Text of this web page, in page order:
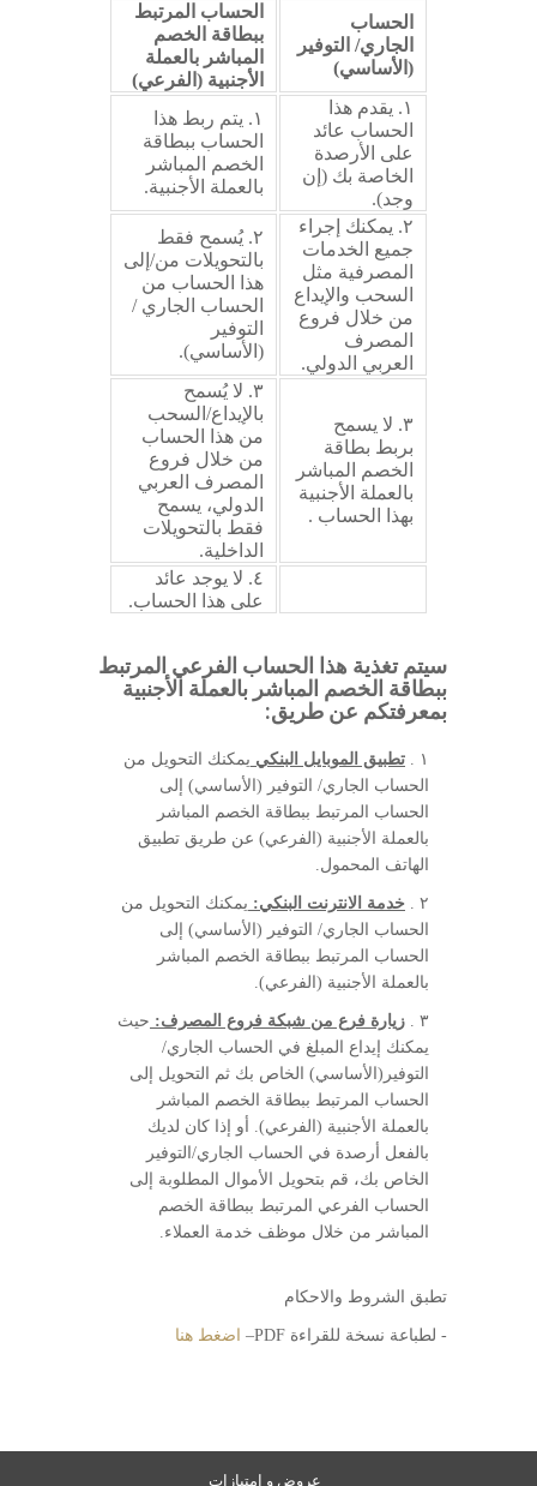
الحساب
الجاري/ التوفير
(الأساسي)
الحساب المرتبط
ببطاقة الخصم
المباشر بالعملة
الأجنبية (الفرعي)
١. يقدم هذا
الحساب عائد
على الأرصدة
الخاصة بك (إن
وجد).
١. يتم ربط هذا
الحساب ببطاقة
الخصم المباشر
بالعملة الأجنبية.
٢. يمكنك إجراء
جميع الخدمات
المصرفية مثل
السحب والإيداع
من خلال فروع
المصرف
العربي الدولي.
٢. يُسمح فقط
بالتحويلات من/إلى
هذا الحساب من
الحساب الجاري /
التوفير
(الأساسي).
٣. لا يسمح
بربط بطاقة
الخصم المباشر
بالعملة الأجنبية
بهذا الحساب .
٣. لا يُسمح
بالإيداع/السحب
من هذا الحساب
من خلال فروع
المصرف العربي
الدولي، يسمح
فقط بالتحويلات
الداخلية.
٤. لا يوجد عائد
على هذا الحساب.
سيتم تغذية هذا الحساب الفرعي المرتبط
ببطاقة الخصم المباشر بالعملة الأجنبية
بمعرفتكم عن طريق:
١ . تطبيق الموبايل البنكي يمكنك التحويل من
الحساب الجاري/ التوفير (الأساسي) إلى
الحساب المرتبط ببطاقة الخصم المباشر
بالعملة الأجنبية (الفرعي) عن طريق تطبيق
الهاتف المحمول.
٢ . خدمة الانترنت البنكي: يمكنك التحويل من
الحساب الجاري/ التوفير (الأساسي) إلى
الحساب المرتبط ببطاقة الخصم المباشر
بالعملة الأجنبية (الفرعي).
٣ . زيارة فرع من شبكة فروع المصرف: حيث
يمكنك إيداع المبلغ في الحساب الجاري/
التوفير(الأساسي) الخاص بك ثم التحويل إلى
الحساب المرتبط ببطاقة الخصم المباشر
بالعملة الأجنبية (الفرعي). أو إذا كان لديك
بالفعل أرصدة في الحساب الجاري/التوفير
الخاص بك، قم بتحويل الأموال المطلوبة إلى
الحساب الفرعي المرتبط ببطاقة الخصم
المباشر من خلال موظف خدمة العملاء.
تطبق الشروط والاحكام
- لطباعة نسخة للقراءة PDF– اضغط هنا
عروض و امتيازات